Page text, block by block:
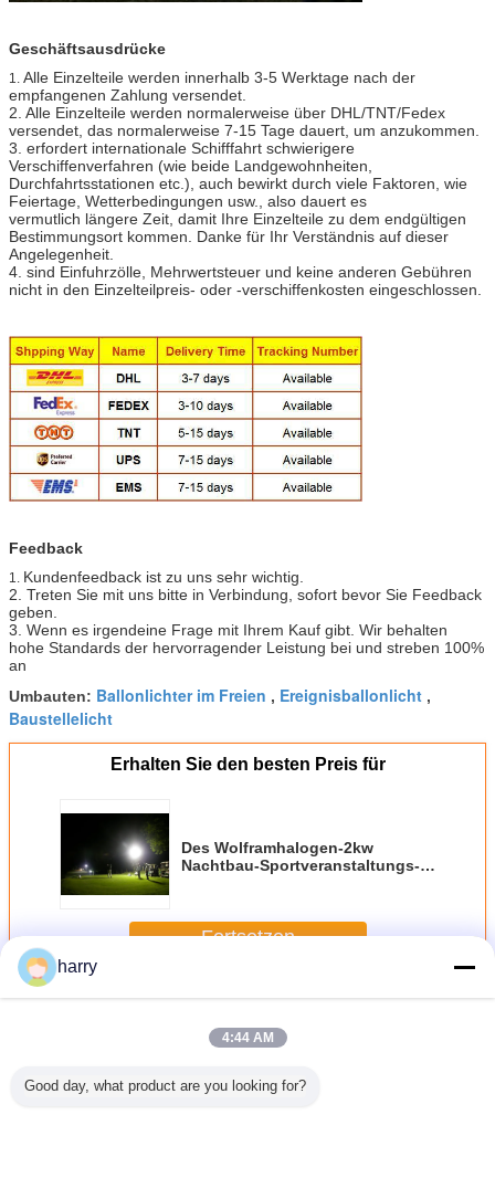
Geschäftsausdrücke
1. Alle Einzelteile werden innerhalb 3-5 Werktage nach der
empfangenen Zahlung versendet.
2. Alle Einzelteile werden normalerweise über DHL/TNT/Fedex
versendet, das normalerweise 7-15 Tage dauert, um anzukommen.
3. erfordert internationale Schifffahrt schwierigere
Verschiffenverfahren (wie beide Landgewohnheiten,
Durchfahrtsstationen etc.), auch bewirkt durch viele Faktoren, wie
Feiertage, Wetterbedingungen usw., also dauert es
vermutlich längere Zeit, damit Ihre Einzelteile zu dem endgültigen
Bestimmungsort kommen. Danke für Ihr Verständnis auf dieser
Angelegenheit.
4. sind Einfuhrzölle, Mehrwertsteuer und keine anderen Gebühren
nicht in den Einzelteilpreis- oder -verschiffenkosten eingeschlossen.
Feedback
1. Kundenfeedback ist zu uns sehr wichtig.
2. Treten Sie mit uns bitte in Verbindung, sofort bevor Sie Feedback
geben.
3. Wenn es irgendeine Frage mit Ihrem Kauf gibt. Wir behalten
hohe Standards der hervorragender Leistung bei und streben 100%
an
Umbauten: Ballonlichter im Freien , Ereignisballonlicht ,
Baustellelicht
Erhalten Sie den besten Preis für
Des Wolframhalogen-2kw
Nachtbau-Sportveranstaltungs-
Fortsetzen
MehrMond-Ballon-Licht
harry
4:44 AM
Good day, what product are you looking for?